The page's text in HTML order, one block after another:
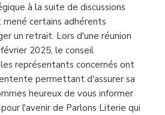
à la suite de discussions
certains adhérents
un retrait. Lors d'une réunion
2025, le conseil
représentants concernés ont
permettant d'assurer sa
heureux de vous informer
l'avenir de Parlons Literie qui